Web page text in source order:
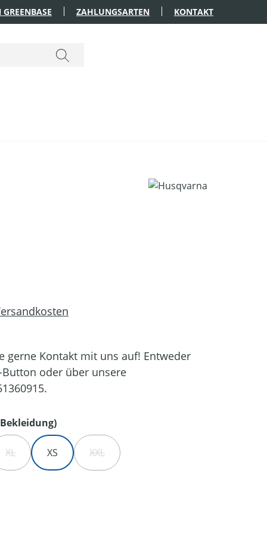
ZAHLUNGSARTEN KONTAKT
gerne Kontakt mit uns auf! Entweder
oder über unsere
auswählen
VERFÜGBAR.)
ZURZEIT NICHT VERFÜGBAR.)
IST ZURZEIT NICHT VERFÜGBAR.)
XL(DIESE OPTION IST ZURZEIT NICHT VERFÜGBAR.)
XS XXL(DIESE OPTION IST ZURZEIT NICHT